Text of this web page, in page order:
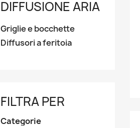
DIFFUSIONE ARIA
Griglie e bocchette
Diffusori a feritoia
FILTRA PER
Categorie